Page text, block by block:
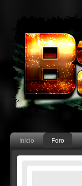
Inicio Foro